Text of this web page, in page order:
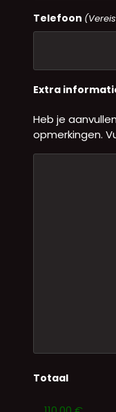
Telefoon
Extra
Heb je
opmerkingen.
Totaal